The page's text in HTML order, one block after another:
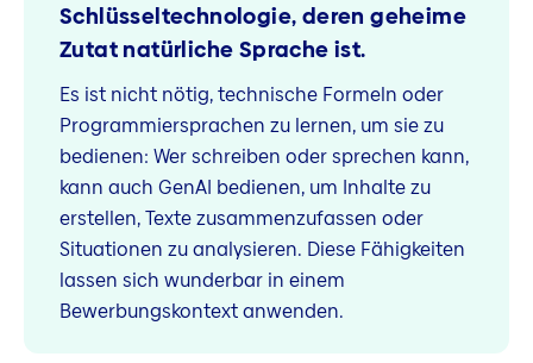
Schlüsseltechnologie, deren geheime
Zutat natürliche Sprache ist.
Es ist nicht nötig, technische Formeln oder
Programmiersprachen zu lernen, um sie zu
bedienen: Wer schreiben oder sprechen kann,
kann auch GenAI bedienen, um Inhalte zu
erstellen, Texte zusammenzufassen oder
Situationen zu analysieren. Diese Fähigkeiten
lassen sich wunderbar in einem
Bewerbungskontext anwenden.